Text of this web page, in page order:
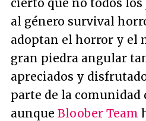
cierto que no todos
al género survival
adoptan el horror y el
gran piedra angular
apreciados y
parte de la comunidad
aunque Bloober Team